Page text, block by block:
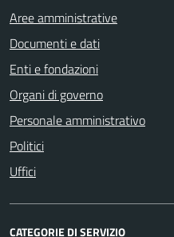
Aree amministrative
Documenti e dati
Enti e fondazioni
Organi di governo
Personale amministrativo
Politici
Uffici
CATEGORIE DI SERVIZIO